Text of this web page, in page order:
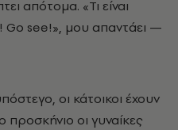
απότομα. «Τι είναι
see!», μου απαντάει —
οι κάτοικοι έχουν
προσκήνιο οι γυναίκες